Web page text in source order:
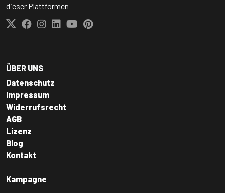
dieser Plattformen
ÜBER UNS
Datenschutz
Impressum
Widerrufsrecht
AGB
Lizenz
Blog
Kontakt
Kampagne